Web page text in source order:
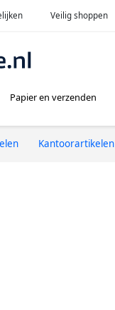
Veilig shoppen
Papier en verzenden
Kantoorartikelen